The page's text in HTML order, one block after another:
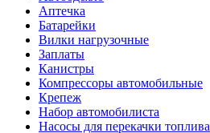
Аптечка
Батарейки
Вилки нагрузочные
Заплаты
Канистры
Компрессоры автомобильные
Крепеж
Набор автомобилиста
Насосы для перекачки топлива